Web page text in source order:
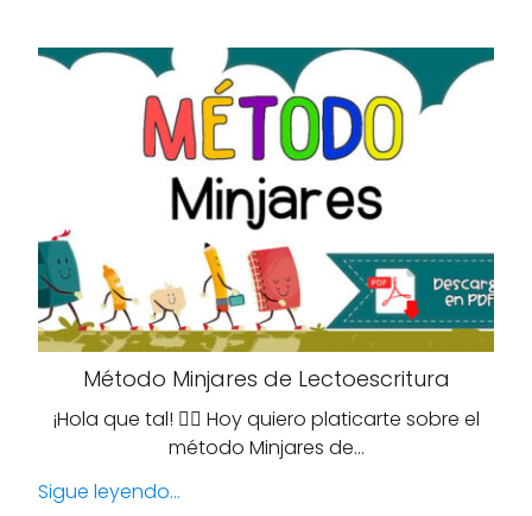
Método Minjares de Lectoescritura
¡Hola que tal! 🙋‍♀️ Hoy quiero platicarte sobre el
método Minjares de…
Sigue leyendo...